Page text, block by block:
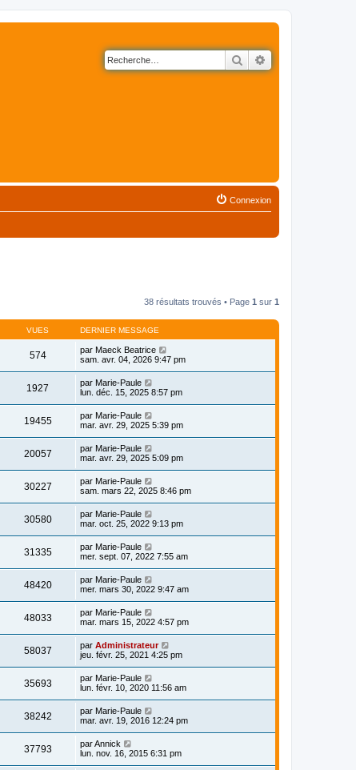
Rechercher
Connexion
38 résultats trouvés • Page 1 sur 1
VUES DERNIER MESSAGE
574 par Maeck Beatrice
sam. avr. 04, 2026 9:47 pm
1927 par Marie-Paule
lun. déc. 15, 2025 8:57 pm
19455 par Marie-Paule
mar. avr. 29, 2025 5:39 pm
20057 par Marie-Paule
mar. avr. 29, 2025 5:09 pm
30227 par Marie-Paule
sam. mars 22, 2025 8:46 pm
30580 par Marie-Paule
mar. oct. 25, 2022 9:13 pm
31335 par Marie-Paule
mer. sept. 07, 2022 7:55 am
48420 par Marie-Paule
mer. mars 30, 2022 9:47 am
48033 par Marie-Paule
mar. mars 15, 2022 4:57 pm
58037 par Administrateur
jeu. févr. 25, 2021 4:25 pm
35693 par Marie-Paule
lun. févr. 10, 2020 11:56 am
38242 par Marie-Paule
mar. avr. 19, 2016 12:24 pm
37793 parAnnick
lun. nov. 16, 2015 6:31 pm